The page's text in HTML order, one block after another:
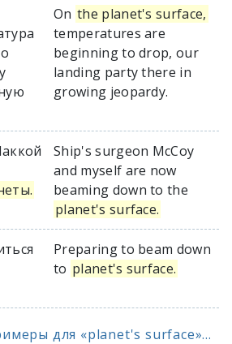
On the planet's surface,
temperatures are
beginning to drop, our
landing party there in
growing jeopardy.
Ship's surgeon McCoy
and myself are now
beaming down to the
planet's surface.
Preparing to beam down
to planet's surface.
для «planet's surface»...